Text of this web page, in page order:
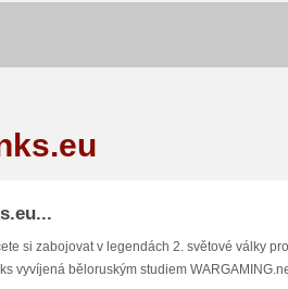
si zabojovat v legendách 2. světové války
vyvíjená běloruským studiem